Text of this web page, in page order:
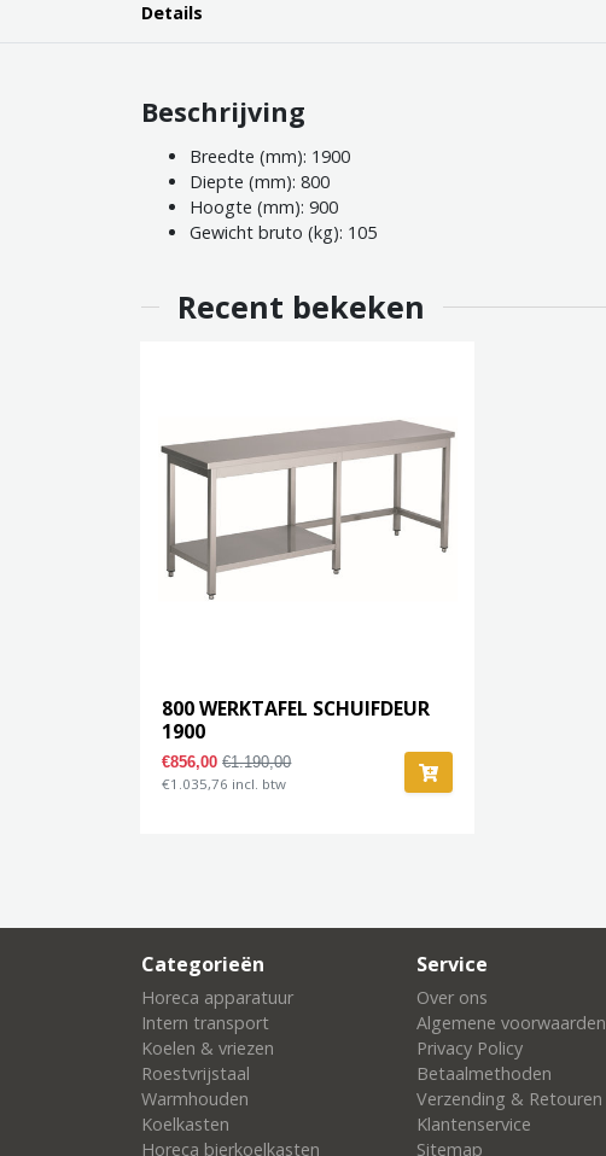
Details
Beschrijving
Breedte (mm): 1900
Diepte (mm): 800
Hoogte (mm): 900
Gewicht bruto (kg): 105
Recent bekeken
800 WERKTAFEL SCHUIFDEUR
1900
€856,00€1.190,00
€1.035,76 incl. btw
Categorieën
Horeca apparatuur
Intern transport
Koelen & vriezen
Roestvrijstaal
Warmhouden
Koelkasten
Horeca bierkoelkasten
Service
Over ons
Algemene voorwaarden
Privacy Policy
Betaalmethoden
Verzending & Retouren
Klantenservice
Sitemap